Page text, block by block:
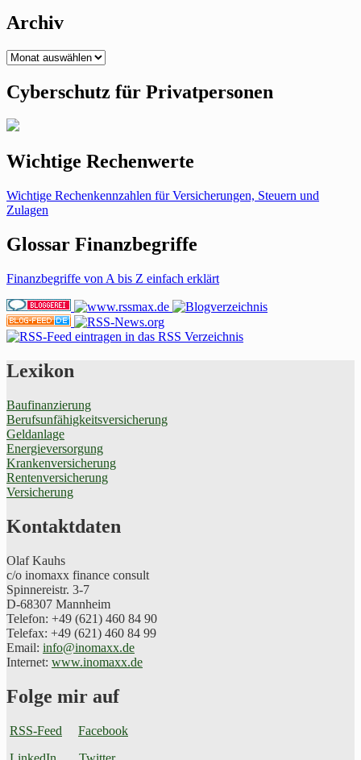
Archiv
Archiv
Cyberschutz für Privatpersonen
Wichtige Rechenwerte
Wichtige Rechenkennzahlen für Versicherungen, Steuern und
Zulagen
Glossar Finanzbegriffe
Finanzbegriffe von A bis Z einfach erklärt
Lexikon
Baufinanzierung
Berufsunfähigkeitsversicherung
Geldanlage
Energieversorgung
Krankenversicherung
Rentenversicherung
Versicherung
Kontaktdaten
Olaf Kauhs
c/o inomaxx finance consult
Spinnereistr. 3-7
D-68307 Mannheim
Telefon: +49 (621) 460 84 90
Telefax: +49 (621) 460 84 99
Email: info@inomaxx.de
Internet: www.inomaxx.de
Folge mir auf
RSS-Feed
Facebook